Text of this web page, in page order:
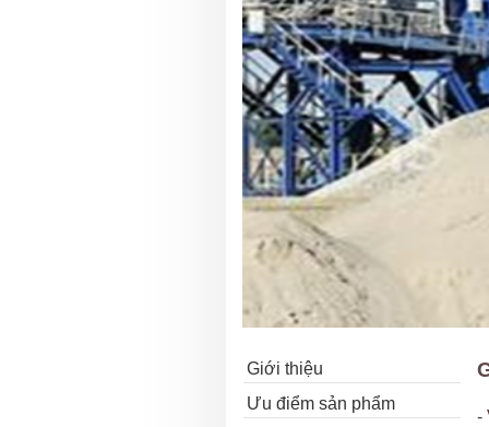
Giới thiệu
Ưu điểm sản phẩm
-